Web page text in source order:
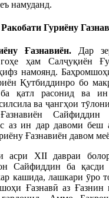
намуданд.
Ракобати Гуриёну
Ғазнавиён. Дар
ҳам Салҷуқиён
намоянд.
Қутбиддинро бо
ба қатл расонид ва
ва ҷангҳои
аз ин дар давоми беш
Ғазнавиён давом
асри XII давраи
Сайфиддин ба қасди
кашида, лашкари ӯро
Ғазнавӣ аз Ғазнин